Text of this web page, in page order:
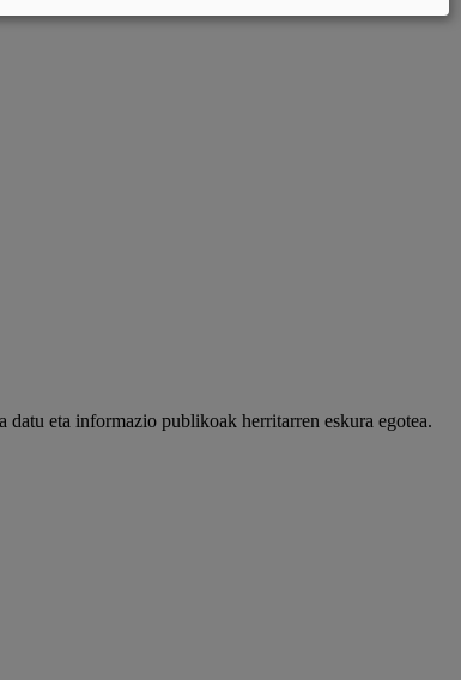
eta informazio publikoak herritarren eskura egotea.